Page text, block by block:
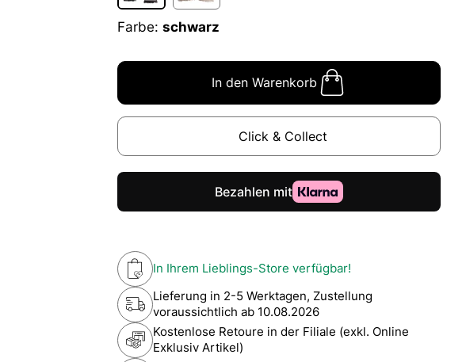
Farbe: schwarz
In den Warenkorb
Click & Collect
In Ihrem Lieblings-Store verfügbar!
Lieferung in 2-5 Werktagen, Zustellung
voraussichtlich ab 10.08.2026
Kostenlose Retoure in der Filiale (exkl. Online
Exklusiv Artikel)